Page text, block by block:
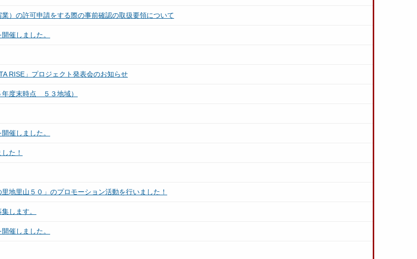
）の許可申請をする際の事前確認の取扱要領について
催しました。
RISE」プロジェクト発表会のお知らせ
度末時点 ５３地域）
催しました。
た！
地里山５０」のプロモーション活動を行いました！
します。
催しました。